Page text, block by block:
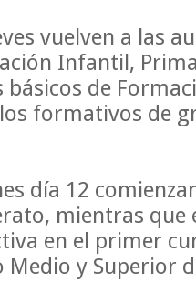
vuelven a las
Infantil,
básicos de
formativos de
día 12
mientras
en el primer
y Superior